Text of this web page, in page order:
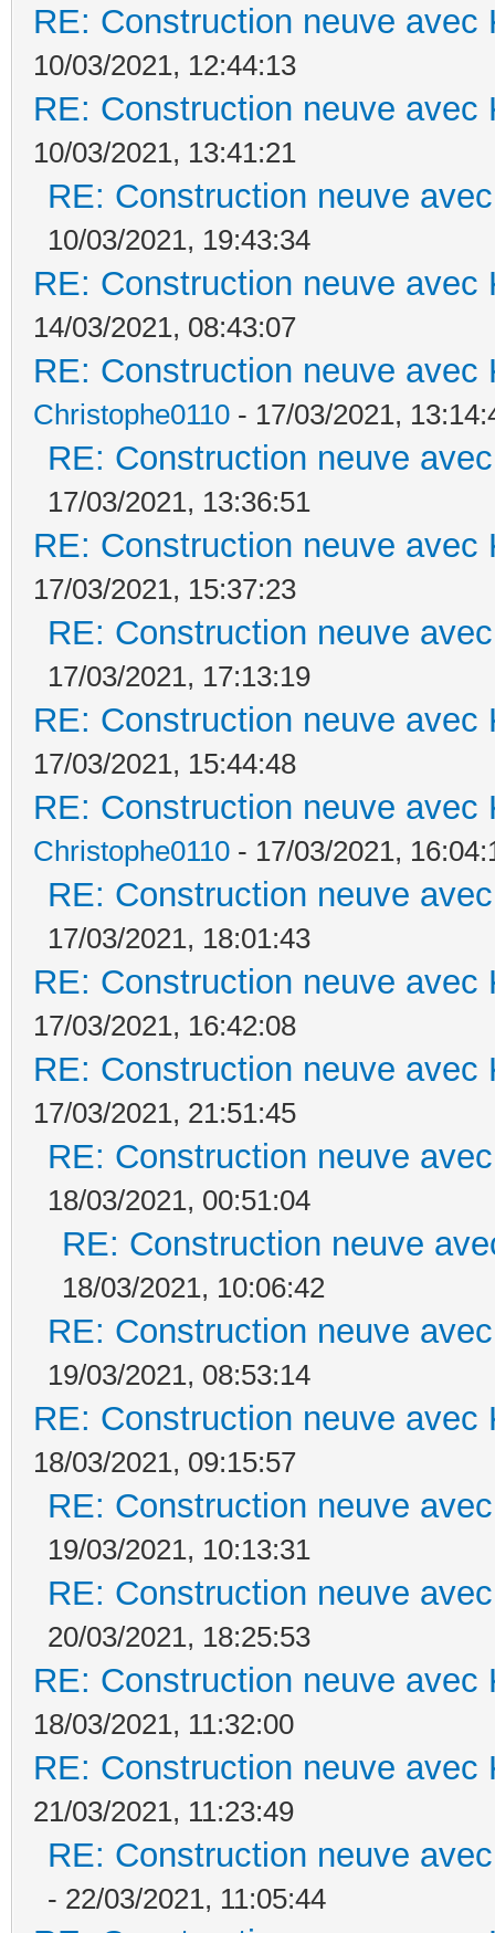
RE: Construction neuve avec
10/03/2021, 12:44:13
RE: Construction neuve avec
10/03/2021, 13:41:21
RE: Construction neuve
10/03/2021, 19:43:34
RE: Construction neuve avec
14/03/2021, 08:43:07
RE: Construction neuve avec
Christophe0110 - 17/03/2021,
RE: Construction neuve
17/03/2021, 13:36:51
RE: Construction neuve avec
17/03/2021, 15:37:23
RE: Construction neuve
17/03/2021, 17:13:19
RE: Construction neuve avec
17/03/2021, 15:44:48
RE: Construction neuve avec
Christophe0110 - 17/03/2021,
RE: Construction neuve
17/03/2021, 18:01:43
RE: Construction neuve avec
17/03/2021, 16:42:08
RE: Construction neuve avec
17/03/2021, 21:51:45
RE: Construction neuve
18/03/2021, 00:51:04
RE: Construction neuve
18/03/2021, 10:06:42
RE: Construction neuve
19/03/2021, 08:53:14
RE: Construction neuve avec
18/03/2021, 09:15:57
RE: Construction neuve
19/03/2021, 10:13:31
RE: Construction neuve
20/03/2021, 18:25:53
RE: Construction neuve avec
18/03/2021, 11:32:00
RE: Construction neuve avec
21/03/2021, 11:23:49
RE: Construction neuve
- 22/03/2021, 11:05:44